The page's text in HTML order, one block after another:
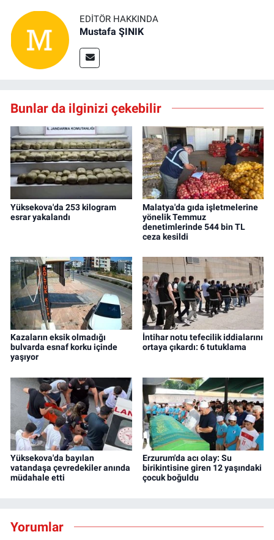
EDITÖR HAKKINDA
Mustafa ŞINIK
Bunlar da ilginizi çekebilir
Yüksekova'da 253 kilogram
esrar yakalandı
Malatya'da gıda işletmelerine
yönelik Temmuz
denetimlerinde 544 bin TL
ceza kesildi
Kazaların eksik olmadığı
bulvarda esnaf korku içinde
yaşıyor
İntihar notu tefecilik iddialarını
ortaya çıkardı: 6 tutuklama
Yüksekova'da bayılan
vatandaşa çevredekiler anında
müdahale etti
Erzurum'da acı olay: Su
birikintisine giren 12 yaşındaki
çocuk boğuldu
Yorumlar